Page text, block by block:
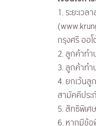
1. ระยะเว
กรุงศรี ออ
2. ลูกค้าทำ
3. ลูกค้าทำ
4. ยกเว้นลู
สามัคคีปร
5. สิทธิพิเศ
6. หากมีข้